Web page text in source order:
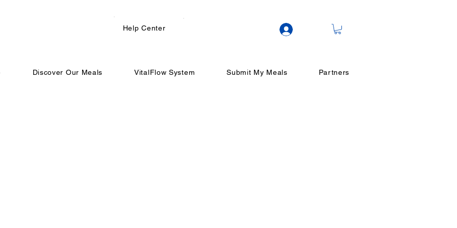
Help Center ログイン
Discover Our Meals VitalFlow System Submit My Meals Partners